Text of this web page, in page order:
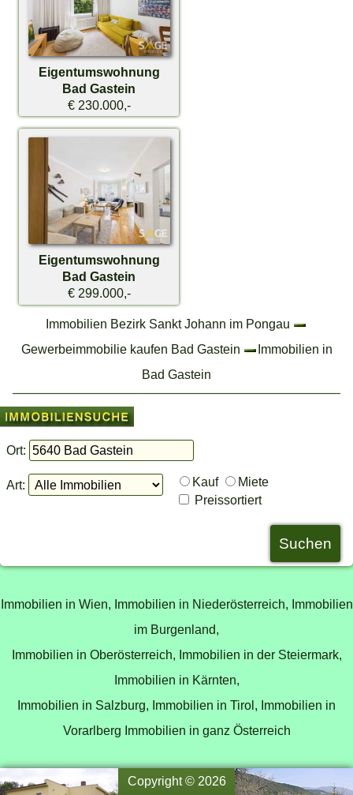
Eigentumswohnung
Bad Gastein
€ 230.000,-
Eigentumswohnung
Bad Gastein
€ 299.000,-
Immobilien Bezirk Sankt Johann im Pongau
Gewerbeimmobilie kaufen Bad Gastein
Immobilien in
Bad Gastein
Ort:
Art: Kauf
Miete
Preissortiert
Immobilien in Wien, Immobilien in Niederösterreich, Immobilien
im Burgenland,
Immobilien in Oberösterreich, Immobilien in der Steiermark,
Immobilien in Kärnten,
Immobilien in Salzburg, Immobilien in Tirol, Immobilien in
Vorarlberg Immobilien in ganz Österreich
Copyright © 2026